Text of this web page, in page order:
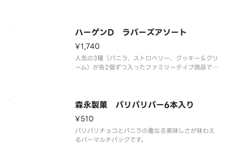
ハーゲンD ラバーズアソート
¥1,740
人気の3種（バニラ、ストロベリー、クッキー＆クリ
ーム）が各2個ずつ入ったファミリータイプ商品で
森永製菓 パリパリバー6本入り
¥510
パリパリチョコとバニラの重なる美味しさが味わえ
るバーマルチパックです。